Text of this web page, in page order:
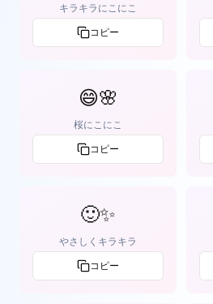
キラキラにこにこ
コピー
😄🌸
桜にこにこ
コピー
🙂✨
やさしくキラキラ
コピー